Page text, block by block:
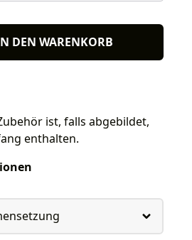
DEN WARENKORB
ist, falls abgebildet,
enthalten.